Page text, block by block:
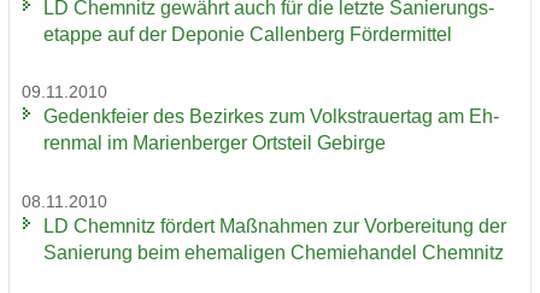
LD Chem­nitz ge­währt auch für die letz­te Sa­nie­rungs­
etap­pe auf der De­po­nie Cal­len­berg För­der­mit­tel
09.11.2010
Ge­denk­fei­er des Be­zir­kes zum Volks­trau­er­tag am Eh­
ren­mal im Ma­ri­en­ber­ger Orts­teil Ge­bir­ge
08.11.2010
LD Chem­nitz för­dert Maß­nah­men zur Vor­be­rei­tung der
Sa­nie­rung beim ehe­ma­li­gen Che­mie­han­del Chem­nitz